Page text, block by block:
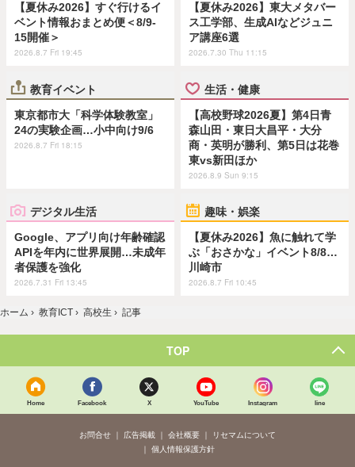
【夏休み2026】すぐ行けるイ
ベント情報おまとめ便＜8/9-
15開催＞
2026.8.7 Fri 19:45
【夏休み2026】東大メタバー
ス工学部、生成AIなどジュニ
ア講座6選
2026.7.30 Thu 11:15
教育イベント
東京都市大「科学体験教室」
24の実験企画…小中向け9/6
2026.8.7 Fri 18:15
生活・健康
【高校野球2026夏】第4日青
森山田・東日大昌平・大分
商・英明が勝利、第5日は花巻
東vs新田ほか
2026.8.9 Sun 9:15
デジタル生活
Google、アプリ向け年齢確認
APIを年内に世界展開…未成年
者保護を強化
2026.7.31 Fri 13:45
趣味・娯楽
【夏休み2026】魚に触れて学
ぶ「おさかな」イベント8/8…
川崎市
2026.8.7 Fri 10:45
ホーム › 教育ICT › 高校生 › 記事
TOP
Home Facebook X YouTube Instagram line
お問合せ 広告掲載 会社概要
リセマムについて
個人情報保護方針